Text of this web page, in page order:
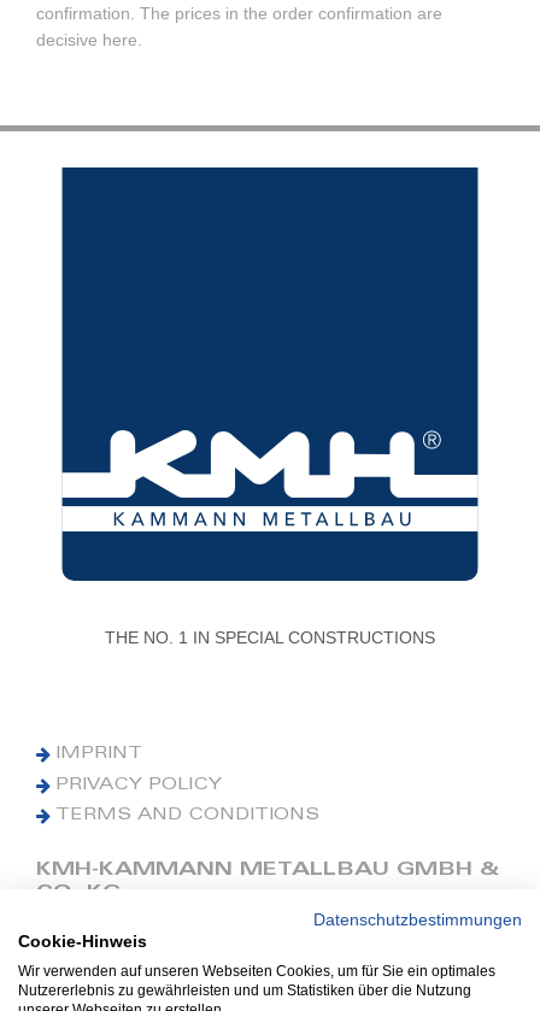
confirmation. The prices in the order confirmation are
decisive here.
THE NO. 1 IN SPECIAL CONSTRUCTIONS
IMPRINT
PRIVACY POLICY
TERMS AND CONDITIONS
KMH-KAMMANN METALLBAU GMBH &
CO. KG
Phone: +49 (0) 42 41 9390 0
Fax: +49 (0) 42 41 9390 90
E-Mail: office@kmh.net
Datenschutzbestimmungen
Cookie-Hinweis
Wir verwenden auf unseren Webseiten Cookies, um für Sie ein optimales
Nutzererlebnis zu gewährleisten und um Statistiken über die Nutzung